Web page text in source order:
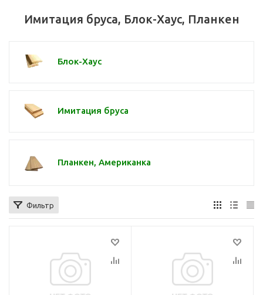
Имитация бруса, Блок-Хаус, Планкен
Блок-Хаус
Имитация бруса
Планкен, Американка
Фильтр